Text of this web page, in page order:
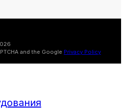
and the Google Privacy Policy